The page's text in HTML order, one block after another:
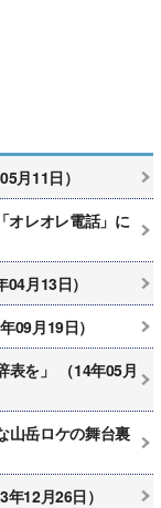
月11日）
オレオレ電話」に
月13日）
09月19日）
表を」 （14年05月
山岳ロケの舞台裏
12月26日）